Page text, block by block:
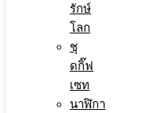
รักษ์
โลก
ชุ
ดกิ๊ฟ
เซท
นาฬิกา